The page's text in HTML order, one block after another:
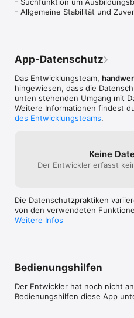
Bei Fragen oder Problemen:
- Allgemeine Stabilität und
App-Datenschutz
Das Entwicklungsteam,
hingewiesen, dass die
unten stehenden Umgang mit
Weitere Informationen findest
des Entwicklungsteams.
Keine
Der Entwickler erfasst
Die Datenschutzpraktiken
von den verwendeten
Weitere Infos
Bedienungshilfen
Der Entwickler hat noch nicht
Bedienungshilfen diese App